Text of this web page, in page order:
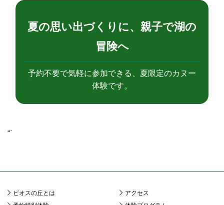
夏の思い出づくりに、親子で湖の
冒険へ
予約不要で気軽に参加できる、夏限定のカヌー
体験です。
“`
ビオスの丘とは
アクセス